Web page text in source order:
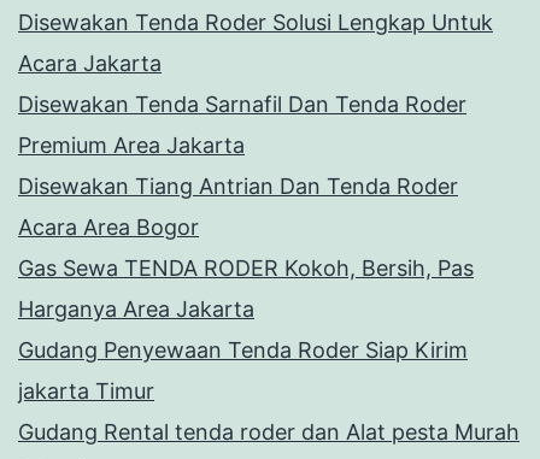
Disewakan Tenda Roder Solusi Lengkap Untuk
Acara Jakarta
Disewakan Tenda Sarnafil Dan Tenda Roder
Premium Area Jakarta
Disewakan Tiang Antrian Dan Tenda Roder
Acara Area Bogor
Gas Sewa TENDA RODER Kokoh, Bersih, Pas
Harganya Area Jakarta
Gudang Penyewaan Tenda Roder Siap Kirim
jakarta Timur
Gudang Rental tenda roder dan Alat pesta Murah